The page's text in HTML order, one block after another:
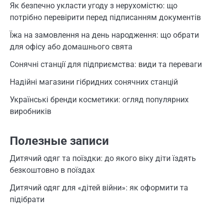
Як безпечно укласти угоду з нерухомістю: що
потрібно перевірити перед підписанням документів
Їжа на замовлення на день народження: що обрати
для офісу або домашнього свята
Сонячні станції для підприємства: види та переваги
Надійні магазини гібридних сонячних станцій
Українські бренди косметики: огляд популярних
виробників
Полезные записи
Дитячий одяг та поїздки: до якого віку діти їздять
безкоштовно в поїздах
Дитячий одяг для «дітей війни»: як оформити та
підібрати